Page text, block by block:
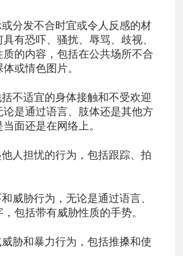
分发不合时宜或令人反感的材
有恐吓、骚扰、辱骂、歧视、
质的内容，包括在公共场所不合
或情色图片。
不适宜的身体接触和不受欢迎
论是通过语言、肢体还是其他方
面还是在网络上。
人担忧的行为，包括跟踪、拍
威胁行为，无论是通过语言、
包括带有威胁性质的手势。
胁和暴力行为，包括推搡和使